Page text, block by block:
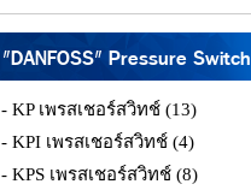
"DANFOSS" Pressure Switch
- KP เพรสเชอร์สวิทช์ (13)
- KPI เพรสเชอร์สวิทช์ (4)
- KPS เพรสเชอร์สวิทช์ (8)